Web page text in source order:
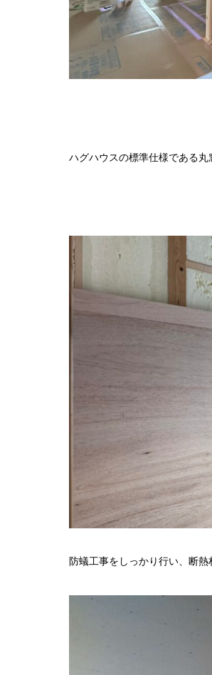
ハグハウスの標準仕様である丸
防蟻工事をしっかり行い、断熱